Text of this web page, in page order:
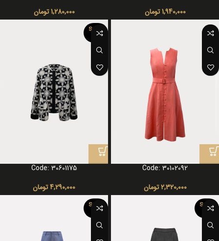
1,940,000 تومان
1,280,000 تومان
Code: 30102092
2,320,000 تومان
SOLD
OUT
Code: 30601175
4,290,000تومان
SOLD
OUT
SOLD
OUT